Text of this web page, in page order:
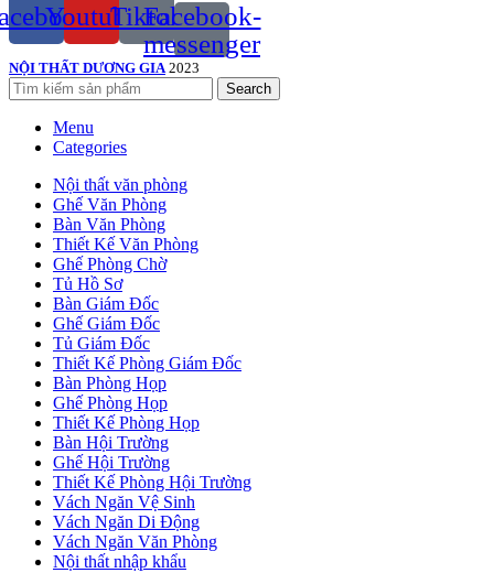
YoutubeTiktok
Facebook-
messenger
NỘI THẤT DƯƠNG GIA 2023
Search
Menu
Categories
Nội thất văn phòng
Ghế Văn Phòng
Bàn Văn Phòng
Thiết Kế Văn Phòng
Ghế Phòng Chờ
Tủ Hồ Sơ
Bàn Giám Đốc
Ghế Giám Đốc
Tủ Giám Đốc
Thiết Kế Phòng Giám Đốc
Bàn Phòng Họp
Ghế Phòng Họp
Thiết Kế Phòng Họp
Bàn Hội Trường
Ghế Hội Trường
Thiết Kế Phòng Hội Trường
Vách Ngăn Vệ Sinh
Vách Ngăn Di Động
Vách Ngăn Văn Phòng
Nội thất nhập khẩu